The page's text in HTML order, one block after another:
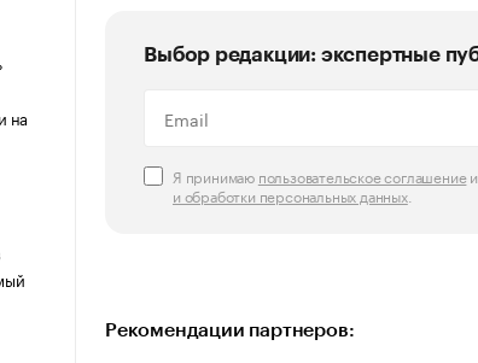
на
Выбор редакции: экспертные
Я принимаю пользовательское соглашение
и обработки персональных данных.
Рекомендации партнеров: